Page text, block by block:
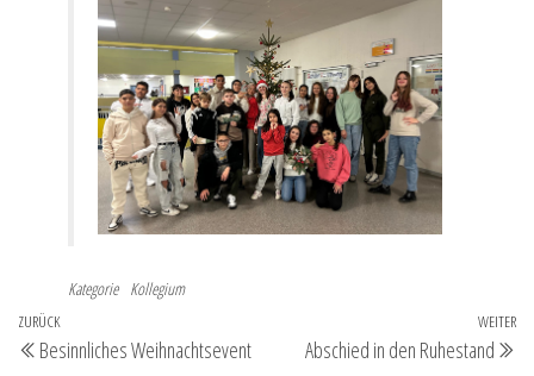
Kategorie Kollegium
Beitragsnavigation
Vorheriger
Beitrag
ZURÜCK
Besinnliches Weihnachtsevent
WEITER
Abschied in den Ruhestand